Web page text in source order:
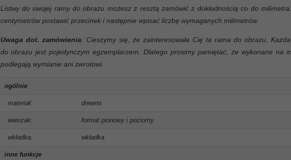
Listwy do swojej ramy do obrazu możesz z resztą zamówić z dokładnością co do
centymetrów postawić przecinek i następnie wpisać liczbę wymaganych milimetrów.
Uwaga dot. zamówienia: Cieszymy się, że zainteresowała Cię ta rama do obrazu.
do obrazu jest pojedynczym egzemplarzem. Dlatego prosimy pamiętać, że wykonane na
podlegają wymianie ani zwrotowi.
ogólnie
materiał: drewno
wieszak: format pionowy i poziomy
wkładka: wkładka
inne funkcje